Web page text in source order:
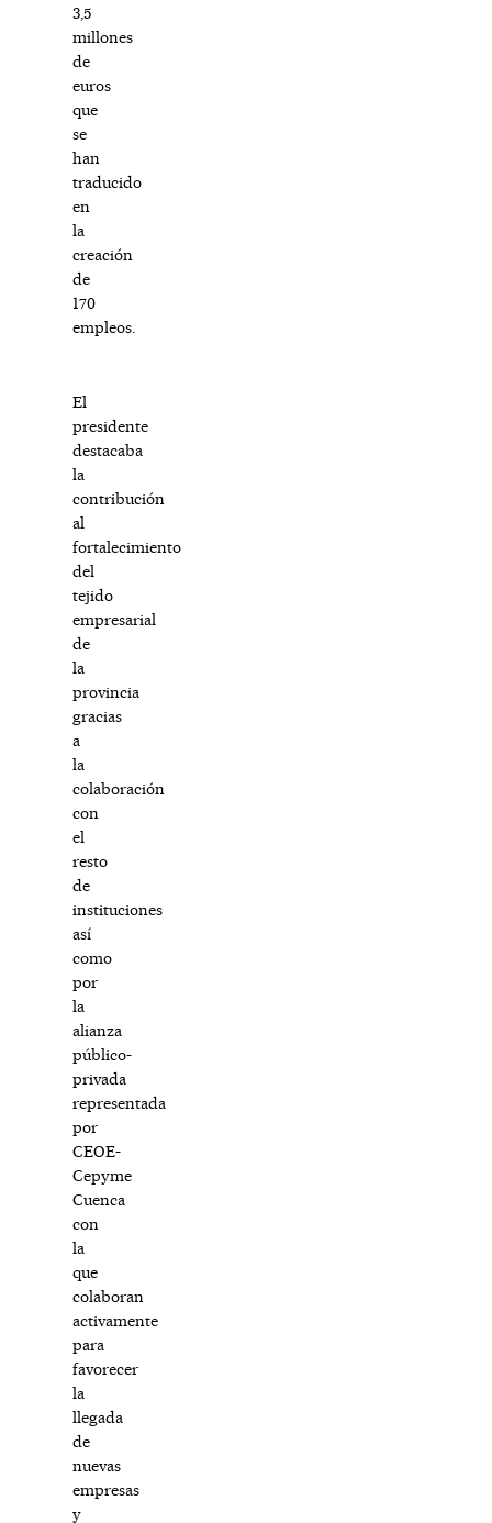
3,5
millones
de
euros
que
se
han
traducido
en
la
creación
de
170
empleos.
El
presidente
destacaba
la
contribución
al
fortalecimiento
del
tejido
empresarial
de
la
provincia
gracias
a
la
colaboración
con
el
resto
de
instituciones
así
como
por
la
alianza
público-
privada
representada
por
CEOE-
Cepyme
Cuenca
con
la
que
colaboran
activamente
para
favorecer
la
llegada
de
nuevas
empresas
y